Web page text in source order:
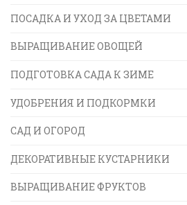
ПОСАДКА И УХОД ЗА ЦВЕТАМИ
ВЫРАЩИВАНИЕ ОВОЩЕЙ
ПОДГОТОВКА САДА К ЗИМЕ
УДОБРЕНИЯ И ПОДКОРМКИ
САД И ОГОРОД
ДЕКОРАТИВНЫЕ КУСТАРНИКИ
ВЫРАЩИВАНИЕ ФРУКТОВ